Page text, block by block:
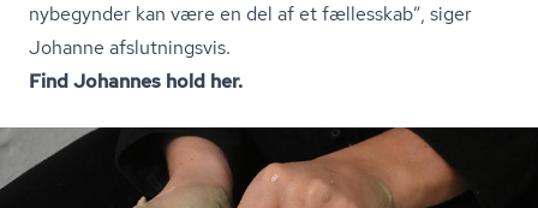
nybegynder kan være en del af et fællesskab”, siger
Johanne afslutningsvis.
Find Johannes hold her.